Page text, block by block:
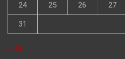
24 25 26 27
31
« Jul